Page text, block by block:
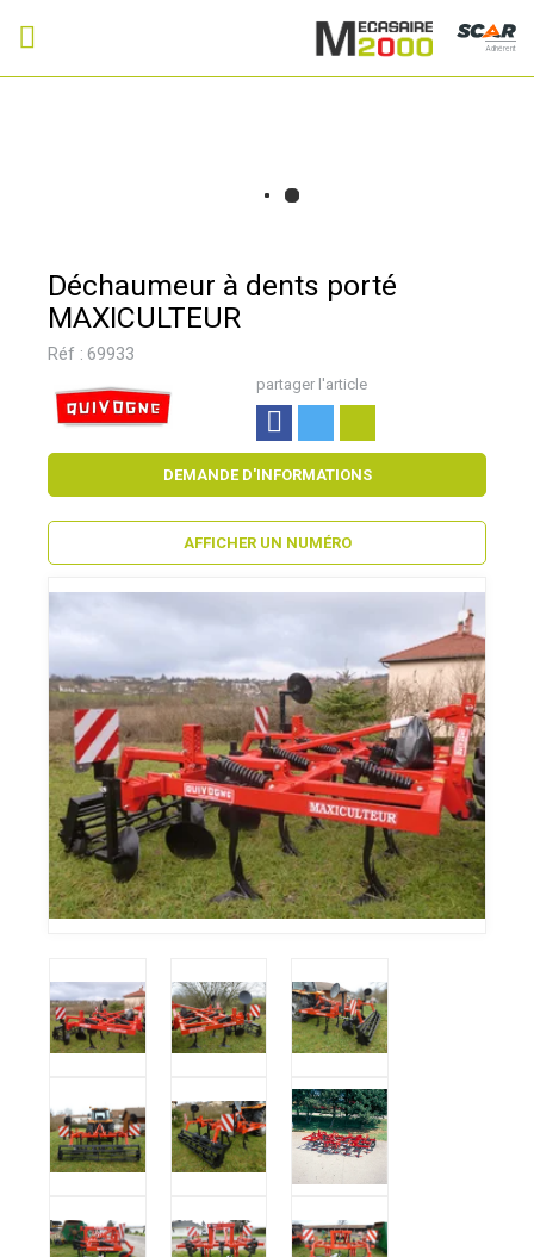
Adhérent
Déchaumeur à dents porté
MAXICULTEUR
Réf : 69933
partager l'article
DEMANDE D'INFORMATIONS
AFFICHER UN NUMÉRO